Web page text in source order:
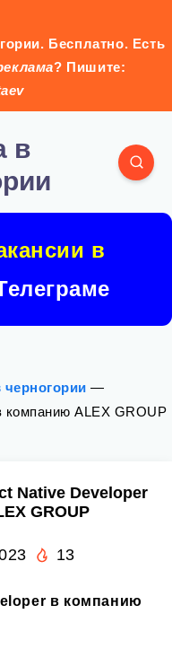
Бесплатно. Есть
? Пишите:
в
черногории —
компанию ALEX GROUP
Native Developer
GROUP
13
в компанию